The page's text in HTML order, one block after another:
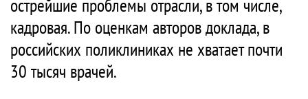
острейшие проблемы отрасли, в том числе,
кадровая. По оценкам авторов доклада, в
российских поликлиниках не хватает почти
30 тысяч врачей.